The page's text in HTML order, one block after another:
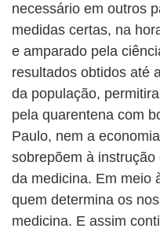
necessário em outros
medidas certas, na
e amparado pela
resultados obtidos até
da população,
pela quarentena com
Paulo, nem a
sobrepõem à
da medicina. Em meio
quem determina os
medicina. E assim